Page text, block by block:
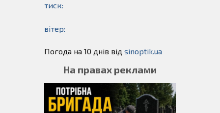
тиск:
вітер:
Погода на 10 днів від sinoptik.ua
На правах реклами